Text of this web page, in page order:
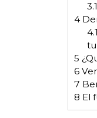
3.1
4
4.1
5
6
7
8 El